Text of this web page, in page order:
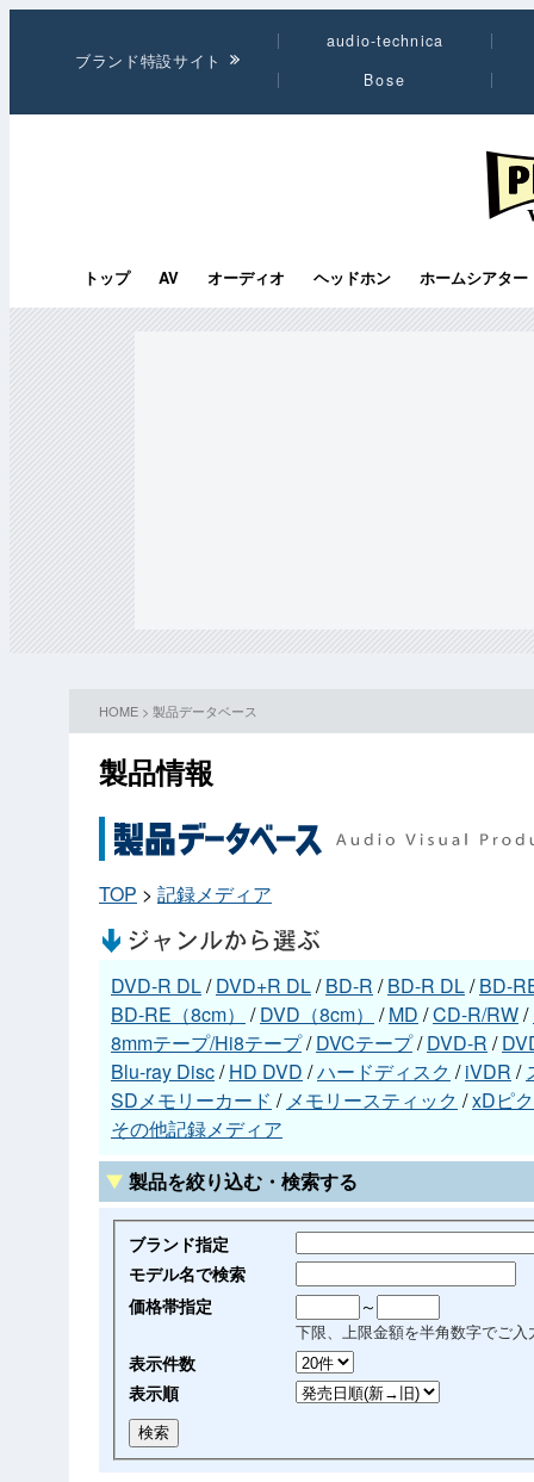
ブランド特設サイト
audio-technica
Bose
トップ AV オーディオ ヘッドホン ホームシアター
HOME > 製品データベース
製品情報
TOP > 記録メディア
DVD-R DL/DVD+R DL/BD-R /BD-R DL/BD-
BD-RE（8cm）
/DVD（8cm） /MD /CD-R/RW/
8mmテープ/Hi8テープ/DVCテープ/DVD-R /
Blu-ray Disc/HD DVD /ハードディスク /iVDR /
SDメモリーカード / メモリースティック /xDピ
その他記録メディア
製品を絞り込む・検索する
ブランド指定
モデル名で検索
価格帯指定
～
下限、上限金額を半角数字でご入
表示件数
表示順